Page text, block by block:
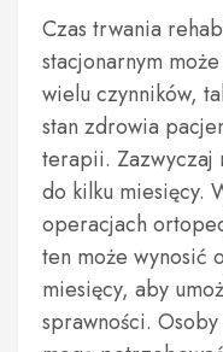
Czas trwania
stacjonarnym
wielu czynników,
stan zdrowia
terapii. Zazwyczaj
do kilku miesięcy.
operacjach
ten może wynosić
miesięcy, aby
sprawności.